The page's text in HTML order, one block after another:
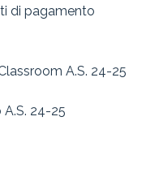
di pagamento
A.S. 24-25
A.S. 24-25